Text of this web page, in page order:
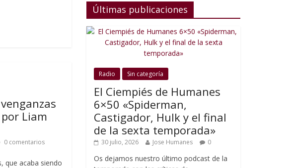
Liam
0 comentarios
que acaba siendo
Últimas publicaciones
Radio Sin categoría
El Ciempiés de Humanes
6×50 «Spiderman,
Castigador, Hulk y el final
de la sexta temporada»
30 julio, 2026 Jose Humanes 0
Os dejamos nuestro último podcast de la